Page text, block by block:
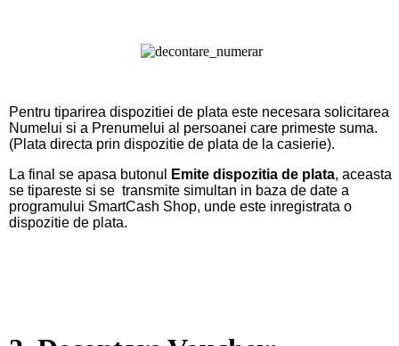
Pentru tiparirea dispozitiei de plata este necesara solicitarea
Numelui si a Prenumelui al persoanei care primeste suma.
(Plata directa prin dispozitie de plata de la casierie).
La final se apasa butonul
Emite dispozitia de plata, aceasta
se tipareste si se transmite simultan in baza de date a
programului SmartCash Shop, unde este inregistrata o
dispozitie de plata.